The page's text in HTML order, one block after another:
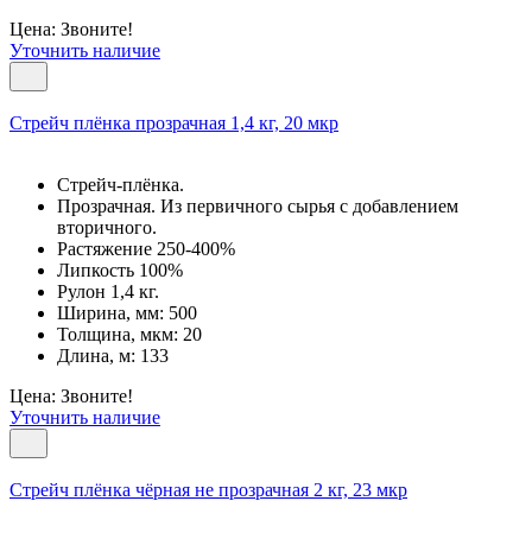
Цена: Звоните!
Уточнить наличие
Cтрейч плёнка прозрачная 1,4 кг, 20 мкр
Стрейч-плёнка.
Прозрачная. Из первичного сырья с добавлением
вторичного.
Растяжение 250-400%
Липкость 100%
Рулон 1,4 кг.
Ширина, мм: 500
Толщина, мкм: 20
Длина, м: 133
Цена: Звоните!
Уточнить наличие
Cтрейч плёнка чёрная не прозрачная 2 кг, 23 мкр